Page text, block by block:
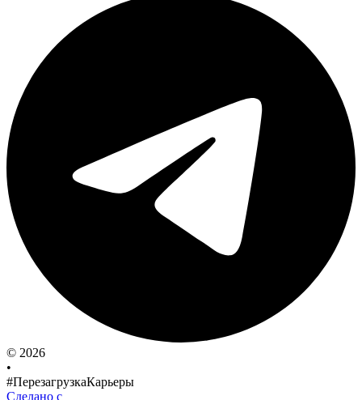
© 2026
•
#ПерезагрузкаКарьеры
Сделано с